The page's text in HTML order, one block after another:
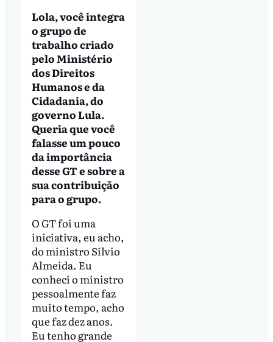
Lola, você integra
o grupo de
trabalho criado
pelo Ministério
dos Direitos
Humanos e da
Cidadania, do
governo Lula.
Queria que você
falasse um pouco
da importância
desse GT e sobre a
sua contribuição
para o grupo.
O GT foi uma
iniciativa, eu acho,
do ministro Silvio
Almeida. Eu
conheci o ministro
pessoalmente faz
muito tempo, acho
que faz dez anos.
Eu tenho grande